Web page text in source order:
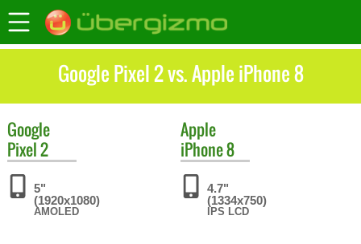
Google Pixel 2 vs. Apple iPhone 8
Google
Pixel 2
5"
(1920x1080)
AMOLED
Apple
iPhone 8
4.7"
(1334x750)
IPS LCD